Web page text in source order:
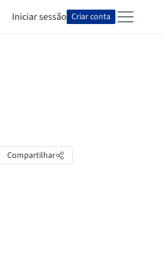
Iniciar sessão Criar conta
Compartilhar